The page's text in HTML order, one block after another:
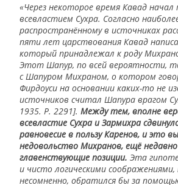
«Через некоторое время Кавад
всевластием Сухра. Согласно
распространённому в источниках
пяти лет царствования Кавад
который принадлежал к роду
Этот Шапур, по всей вероятности,
с Шапуром Михраном, о котором
Фирдоуси на основании каких-то не
источников считал Шапура врагом
1935. P. 2291]. Между тем, вполне
всевластие Сухра и Зармихра
равновесие в пользу Каренов, и это
недовольство Михранов, ещё
главенствующие позиции. Эта
и чисто логическими соображениями,
несомненно, обратился бы за